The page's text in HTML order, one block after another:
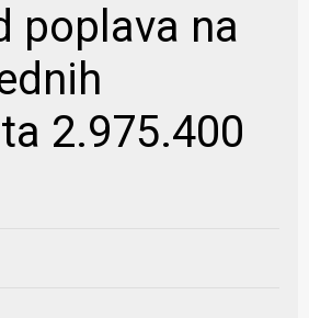
poplava na
2.975.400